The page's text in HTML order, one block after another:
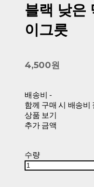
블랙 낮은
이그릇
4,500원
배송비 -
함께 구매 시 배송비
상품 보기
추가 금액
수량